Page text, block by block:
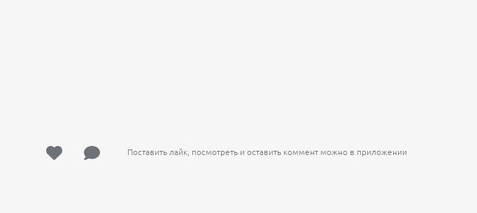
Поставить лайк, посмотреть и оставить коммент можно в приложении